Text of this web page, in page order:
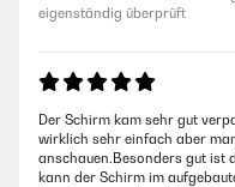
eigenständig überprüft
Der Schirm kam sehr gut
wirklich sehr einfach aber
anschauen.Besonders gut ist
kann der Schirm im